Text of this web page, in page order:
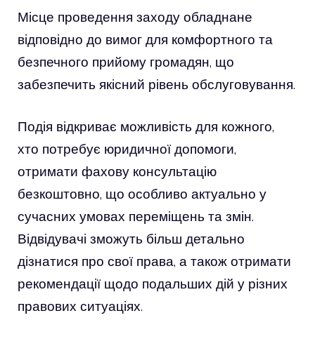
Місце проведення заходу обладнане
відповідно до вимог для комфортного та
безпечного прийому громадян, що
забезпечить якісний рівень обслуговування.
Подія відкриває можливість для кожного,
хто потребує юридичної допомоги,
отримати фахову консультацію
безкоштовно, що особливо актуально у
сучасних умовах переміщень та змін.
Відвідувачі зможуть більш детально
дізнатися про свої права, а також отримати
рекомендації щодо подальших дій у різних
правових ситуаціях.